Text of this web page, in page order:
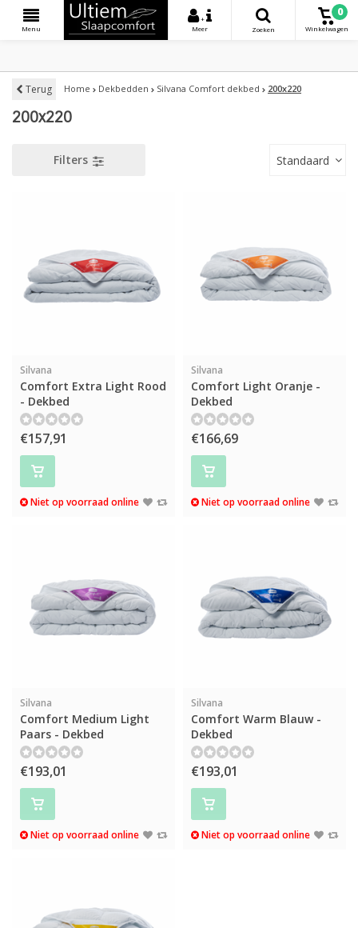
Menu
+
Meer
Zoeken
0
Winkelwagen
Terug Home Dekbedden Silvana Comfort dekbed 200x220
200x220
Filters Standaard
Silvana
Comfort Extra Light Rood
- Dekbed
€157,91
Niet op voorraad online
Silvana
Comfort Light Oranje -
Dekbed
€166,69
Niet op voorraad online
Silvana
Comfort Medium Light
Paars - Dekbed
€193,01
Niet op voorraad online
Silvana
Comfort Warm Blauw -
Dekbed
€193,01
Niet op voorraad online